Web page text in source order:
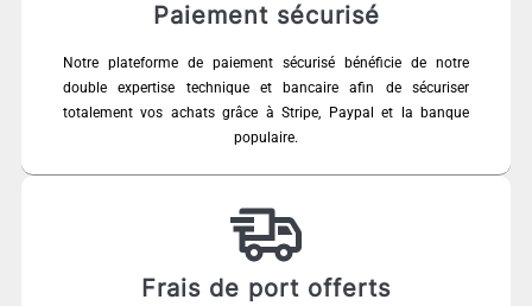
Paiement sécurisé
Notre plateforme de paiement sécurisé bénéficie de notre
double expertise technique et bancaire afin de sécuriser
totalement vos achats grâce à Stripe, Paypal et la banque
populaire.
Frais de port offerts